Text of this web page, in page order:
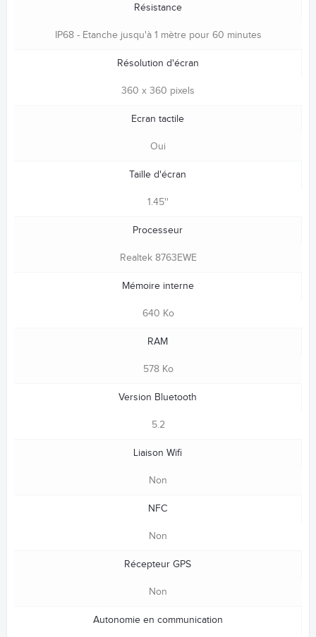
Résistance
IP68 - Etanche jusqu'à 1 mètre pour 60 minutes
Résolution d'écran
360 x 360 pixels
Ecran tactile
Oui
Taille d'écran
1.45''
Processeur
Realtek 8763EWE
Mémoire interne
640 Ko
RAM
578 Ko
Version Bluetooth
5.2
Liaison Wifi
Non
NFC
Non
Récepteur GPS
Non
Autonomie en communication